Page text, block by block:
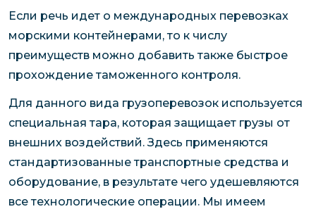
Если речь идет о международных перевозках
морскими контейнерами, то к числу
преимуществ можно добавить также быстрое
прохождение таможенного контроля.
Для данного вида грузоперевозок используется
специальная тара, которая защищает грузы от
внешних воздействий. Здесь применяются
стандартизованные транспортные средства и
оборудование, в результате чего удешевляются
все технологические операции. Мы имеем